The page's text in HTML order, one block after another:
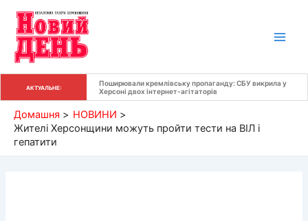
вмісту
АКТУАЛЬНЕ:
Поширювали кремлівську пропаганду: СБУ викрила у
Херсоні двох інтернет-агітаторів
Домашня
НОВИНИ
Жителі Херсонщини можуть пройти тести на ВІЛ і
гепатити